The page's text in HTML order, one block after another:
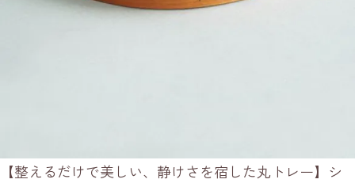
【整えるだけで美しい、静けさを宿した丸トレー】シ